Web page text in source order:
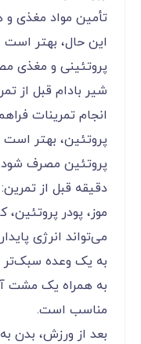
تأمین مواد مغذی و
این حال، بهتر است
پروتئینی و مغذی
شیر بادام قبل از
انجام تمرینات
پروتئین، بهتر است
دقیقه قبل از
موز، پودر
می‌تواند انرژی
به یک وعده سبک‌تر
به همراه یک مشت
مناسب است.
بعد از ورزش، بدن